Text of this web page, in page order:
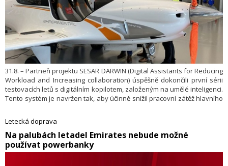
31.8. – Partneři projektu SESAR DARWIN (Digital Assistants for Reducing
Workload and Increasing collaboration) úspěšně dokončili první sérii
testovacích letů s digitálním kopilotem, založeným na umělé inteligenci.
Tento systém je navržen tak, aby účinně snížil pracovní zátěž hlavního
vývojového centra Honeywell Technology Solutions. Čeští vědci se
v Brně zaměřují na integraci systémů a testování spolupráce člověka
s umělou inteligencí.
Letecká doprava
​Na palubách letadel Emirates nebude možné
používat powerbanky